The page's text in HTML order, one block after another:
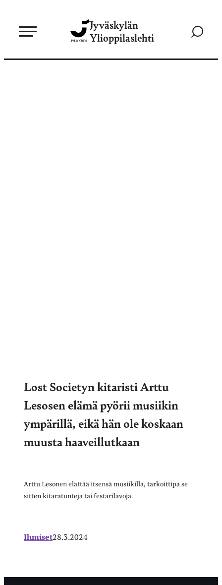
sisältöön
Jyväskylän
Ylioppilaslehti
Siirry
Lost Societyn kitaristi Arttu
Lesosen elämä pyörii musiikin
ympärillä, eikä hän ole koskaan
muusta haaveillutkaan
Arttu Lesonen elättää itsensä musiikilla, tarkoittipa se
sitten kitaratunteja tai festarilavoja.
Ihmiset28.3.2024